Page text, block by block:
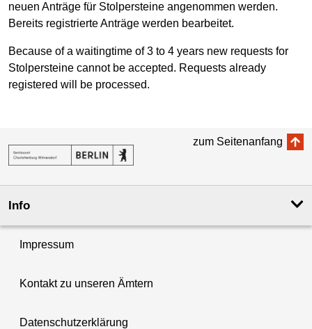
neuen Anträge für Stolpersteine angenommen werden.
Bereits registrierte Anträge werden bearbeitet.
Because of a waitingtime of 3 to 4 years new requests for
Stolpersteine cannot be accepted. Requests already
registered will be processed.
zum Seitenanfang
Info
Impressum
Kontakt zu unseren Ämtern
Datenschutzerklärung